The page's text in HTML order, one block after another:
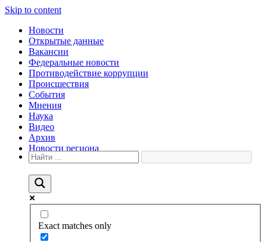
Skip to content
Новости
Открытые данные
Вакансии
Федеральные новости
Противодействие коррупции
Происшествия
События
Мнения
Наука
Видео
Архив
Новости региона
Exact matches only